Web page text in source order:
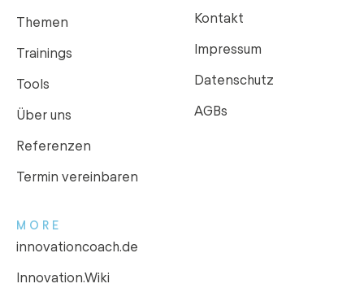
Themen
Trainings
Tools
Über uns
Referenzen
Termin vereinbaren
Kontakt
Impressum
Datenschutz
AGBs
MORE
innovationcoach.de
Innovation.Wiki